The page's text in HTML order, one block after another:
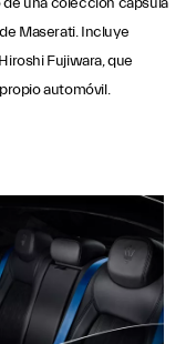
Maserati. Incluye
Fujiwara, que
automóvil.